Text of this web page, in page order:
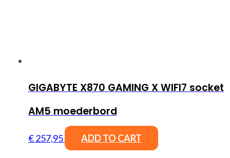
GIGABYTE X870 GAMING X WIFI7 socket
AM5 moederbord
€257,95 ADD TO CART